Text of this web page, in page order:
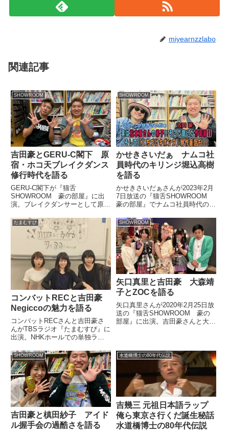
miyearnzzlabo
関連記事
SHOWROOM
吉田豪とGERU-C閣下 原
宿・ホコ天ブレイクダンス
修行時代を語る
GERU-C閣下が『猫舌
SHOWROOM 豪の部屋』に出
演。ブレイクダンサーとして原宿
た時代の思い出を吉田豪さんと話
していました。おはようございま
す今日も頑張っていこう！こんな
に大笑いしたの久しぶりでし
た??見...
SHOWROOM
かせきさいだぁ ナムコ社
員時代のキリンジ堀込高樹
を語る
かせきさいだぁさんが2023年2月
7日放送の『猫舌SHOWROOM
豪の部屋』でナムコ社員時代のの
いてトーク。一緒に働いていた時
代のエピソードを話していまし
た。
たまむすび
コンバットRECと吉田豪
Negiccoの魅力を語る
コンバットRECさんと吉田豪さ
んがTBSラジオ『たまむすび』に
出演。NHKホールでの単独ライ
介していました。（安東弘樹）さ
あ、『ニュースたまむすB』。今
日はこちらのニュースです。
「NegiccoがNHKホ...
SHOWROOM
矢口真里と吉田豪 大森靖
子とZOCを語る
矢口真里さんが2020年2月25日放
送の『猫舌SHOWROOM 豪の
部屋』に出演。吉田豪さんと大森
視聴ありがとうございました??
ゲスト：#矢口真...
SHOWROOM
吉田豪と槙田紗子 アイド
ル握手会の過酷さを語る
水道橋博士の80年代伝説
吉幾三 元祖日本語ラップ
俺ら東京さ行くだ誕生秘話
水道橋博士の80年代伝説